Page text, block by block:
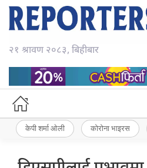
२१ श्रावण २०८३, बिहीबार
केपी शर्मा ओली कोरोना भाइरस